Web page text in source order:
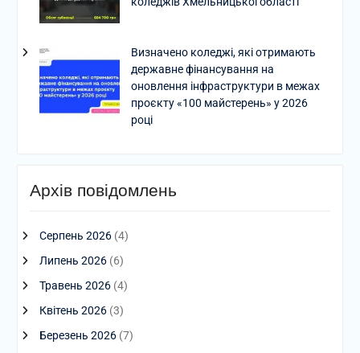
Визначено коледжі, які отримають
державне фінансування на
оновлення інфраструктури в межах
проєкту «100 майстерень» у 2026
році
Архів повідомлень
Серпень 2026(4)
Липень 2026(6)
Травень 2026(4)
Квітень 2026(3)
Березень 2026(7)